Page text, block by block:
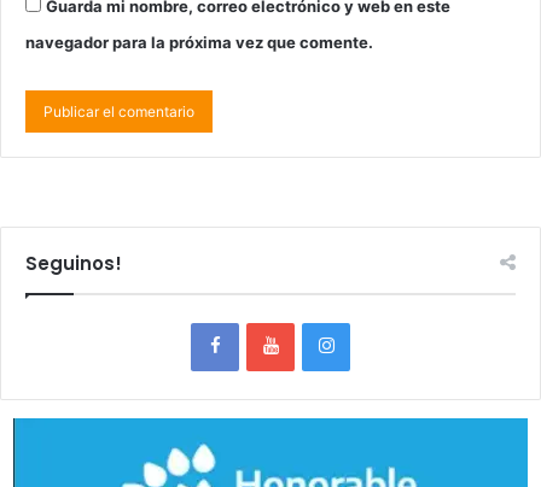
Guarda mi nombre, correo electrónico y web en este
navegador para la próxima vez que comente.
Seguinos!